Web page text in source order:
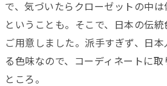
で、気づいたらクローゼットの中
ということも。そこで、日本の伝
ご用意しました。派手すぎず、日
る色味なので、コーディネートに
ところ。